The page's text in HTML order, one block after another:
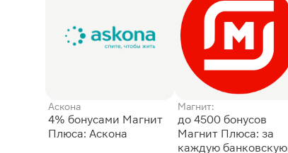
Аскона
4% бонусами Магнит
Плюса: Аскона
Магнит:
до 4500 бонусов
Магнит Плюса: за
каждую банковскую